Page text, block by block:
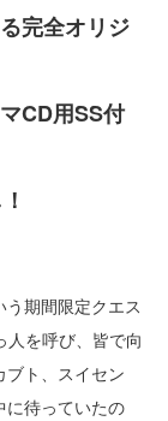
完全オリジ
CD用SS付
期間限定クエス
人を呼び、皆で向
ト、スイセン
待っていたの